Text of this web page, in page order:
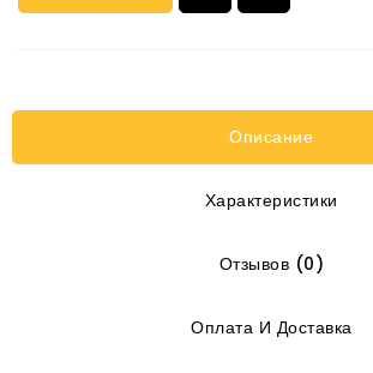
Описание
Характеристики
Отзывов (0)
Оплата И Доставка